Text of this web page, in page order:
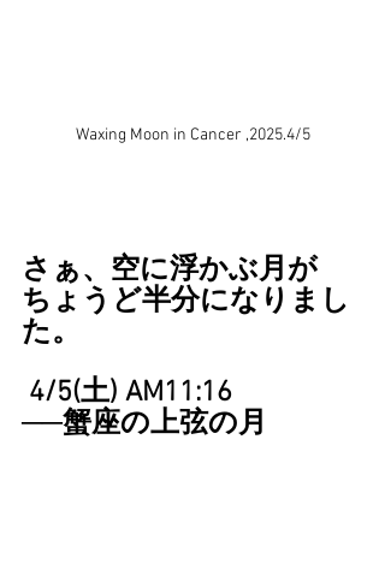
Waxing Moon in Cancer ,2025.4/5
さぁ、空に浮かぶ月が
ちょうど半分になりまし
た。
4/5(土) AM11:16
──蟹座の上弦の月